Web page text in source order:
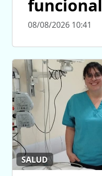
funcional
08/08/2026 10:41
SALUD